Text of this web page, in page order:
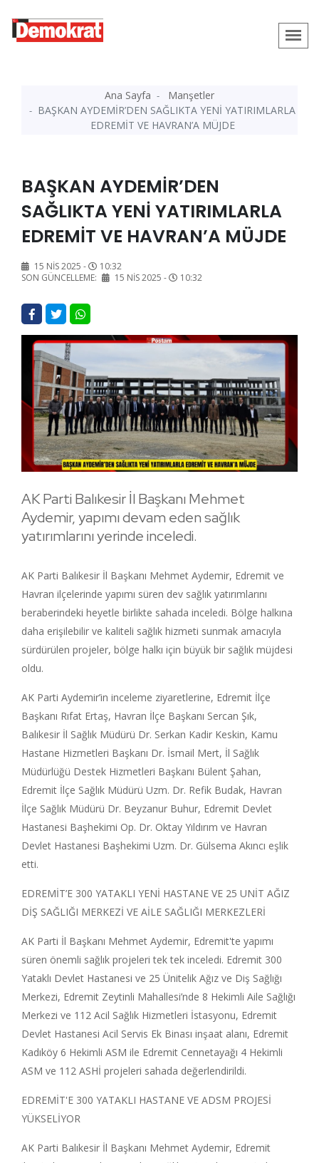
Ana Sayfa
Manşetler
BAŞKAN AYDEMİR’DEN SAĞLIKTA YENİ YATIRIMLARLA
EDREMİT VE HAVRAN’A MÜJDE
BAŞKAN AYDEMİR’DEN
SAĞLIKTA YENİ YATIRIMLARLA
EDREMİT VE HAVRAN’A MÜJDE
15 NIS 2025 -
10:32
SON GÜNCELLEME:
15 NIS 2025 - 10:32
AK Parti Balıkesir İl Başkanı Mehmet
Aydemir, yapımı devam eden sağlık
yatırımlarını yerinde inceledi.
AK Parti Balıkesir İl Başkanı Mehmet Aydemir, Edremit ve
Havran ilçelerinde yapımı süren dev sağlık yatırımlarını
beraberindeki heyetle birlikte sahada inceledi. Bölge halkına
daha erişilebilir ve kaliteli sağlık hizmeti sunmak amacıyla
sürdürülen projeler, bölge halkı için büyük bir sağlık müjdesi
oldu.
AK Parti Aydemir’in inceleme ziyaretlerine, Edremit İlçe
Başkanı Rıfat Ertaş, Havran İlçe Başkanı Sercan Şık,
Balıkesir İl Sağlık Müdürü Dr. Serkan Kadir Keskin, Kamu
Hastane Hizmetleri Başkanı Dr. İsmail Mert, İl Sağlık
Müdürlüğü Destek Hizmetleri Başkanı Bülent Şahan,
Edremit İlçe Sağlık Müdürü Uzm. Dr. Refik Budak, Havran
İlçe Sağlık Müdürü Dr. Beyzanur Buhur, Edremit Devlet
Hastanesi Başhekimi Op. Dr. Oktay Yıldırım ve Havran
Devlet Hastanesi Başhekimi Uzm. Dr. Gülsema Akıncı eşlik
etti.
EDREMİT’E 300 YATAKLI YENİ HASTANE VE 25 UNİT AĞIZ
DİŞ SAĞLIĞI MERKEZİ VE AİLE SAĞLIĞI MERKEZLERİ
AK Parti İl Başkanı Mehmet Aydemir, Edremit'te yapımı
süren önemli sağlık projeleri tek tek inceledi. Edremit 300
Yataklı Devlet Hastanesi ve 25 Ünitelik Ağız ve Diş Sağlığı
Merkezi, Edremit Zeytinli Mahallesi’nde 8 Hekimli Aile Sağlığı
Merkezi ve 112 Acil Sağlık Hizmetleri İstasyonu, Edremit
Devlet Hastanesi Acil Servis Ek Binası inşaat alanı, Edremit
Kadıköy 6 Hekimli ASM ile Edremit Cennetayağı 4 Hekimli
ASM ve 112 ASHİ projeleri sahada değerlendirildi.
EDREMİT'E 300 YATAKLI HASTANE VE ADSM PROJESİ
YÜKSELİYOR
AK Parti Balıkesir İl Başkanı Mehmet Aydemir, Edremit